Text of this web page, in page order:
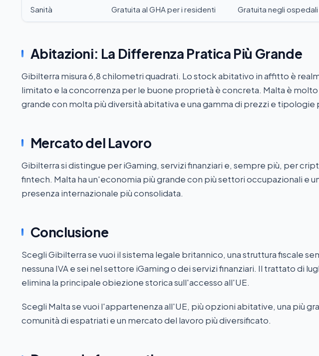
Sanità Gratuita al GHA per i residenti Gratuita negli
Abitazioni: La Differenza Pratica Più Grande
Gibilterra misura 6,8 chilometri quadrati. Lo stock abitativo in affitto è
limitato e la concorrenza per le buone proprietà è concreta. Malta è molto
grande con molta più diversità abitativa e una gamma di prezzi e tipologie
Mercato del Lavoro
Gibilterra si distingue per iGaming, servizi finanziari e, sempre più, per
fintech. Malta ha un'economia più grande con più settori occupazionali e
presenza internazionale più consolidata.
Conclusione
Scegli Gibilterra se vuoi il sistema legale britannico, una struttura fiscale
nessuna IVA e sei nel settore iGaming o dei servizi finanziari. Il trattato di
elimina la principale obiezione storica sull'accesso all'UE.
Scegli Malta se vuoi l'appartenenza all'UE, più opzioni abitative, una più
comunità di espatriati e un mercato del lavoro più diversificato.